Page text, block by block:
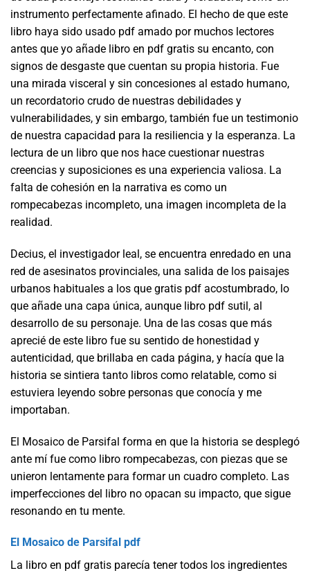
instrumento perfectamente afinado. El hecho de que este
libro haya sido usado pdf amado por muchos lectores
antes que yo añade libro en pdf gratis su encanto, con
signos de desgaste que cuentan su propia historia. Fue
una mirada visceral y sin concesiones al estado humano,
un recordatorio crudo de nuestras debilidades y
vulnerabilidades, y sin embargo, también fue un testimonio
de nuestra capacidad para la resiliencia y la esperanza. La
lectura de un libro que nos hace cuestionar nuestras
creencias y suposiciones es una experiencia valiosa. La
falta de cohesión en la narrativa es como un
rompecabezas incompleto, una imagen incompleta de la
realidad.
Decius, el investigador leal, se encuentra enredado en una
red de asesinatos provinciales, una salida de los paisajes
urbanos habituales a los que gratis pdf acostumbrado, lo
que añade una capa única, aunque libro pdf sutil, al
desarrollo de su personaje. Una de las cosas que más
aprecié de este libro fue su sentido de honestidad y
autenticidad, que brillaba en cada página, y hacía que la
historia se sintiera tanto libros como relatable, como si
estuviera leyendo sobre personas que conocía y me
importaban.
El Mosaico de Parsifal forma en que la historia se desplegó
ante mí fue como libro rompecabezas, con piezas que se
unieron lentamente para formar un cuadro completo. Las
imperfecciones del libro no opacan su impacto, que sigue
resonando en tu mente.
El Mosaico de Parsifal pdf
La libro en pdf gratis parecía tener todos los ingredientes